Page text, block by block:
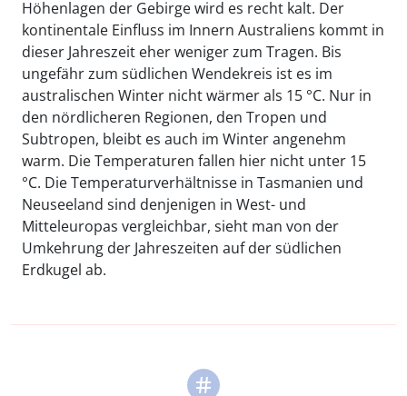
Höhenlagen der Gebirge wird es recht kalt. Der
kontinentale Einfluss im Innern Australiens kommt in
dieser Jahreszeit eher weniger zum Tragen. Bis
ungefähr zum südlichen Wendekreis ist es im
australischen Winter nicht wärmer als 15 °C. Nur in
den nördlicheren Regionen, den Tropen und
Subtropen, bleibt es auch im Winter angenehm
warm. Die Temperaturen fallen hier nicht unter 15
°C. Die Temperaturverhältnisse in Tasmanien und
Neuseeland sind denjenigen in West- und
Mitteleuropas vergleichbar, sieht man von der
Umkehrung der Jahreszeiten auf der südlichen
Erdkugel ab.